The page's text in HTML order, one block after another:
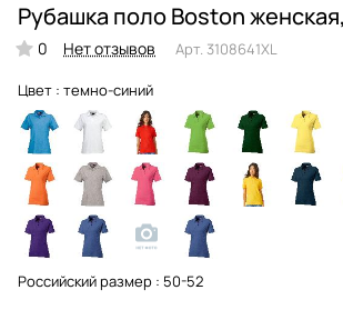
Рубашка поло Boston
0 Нет отзывов Арт. 3108641XL
Цвет : темно-синий
Российский размер : 50-52